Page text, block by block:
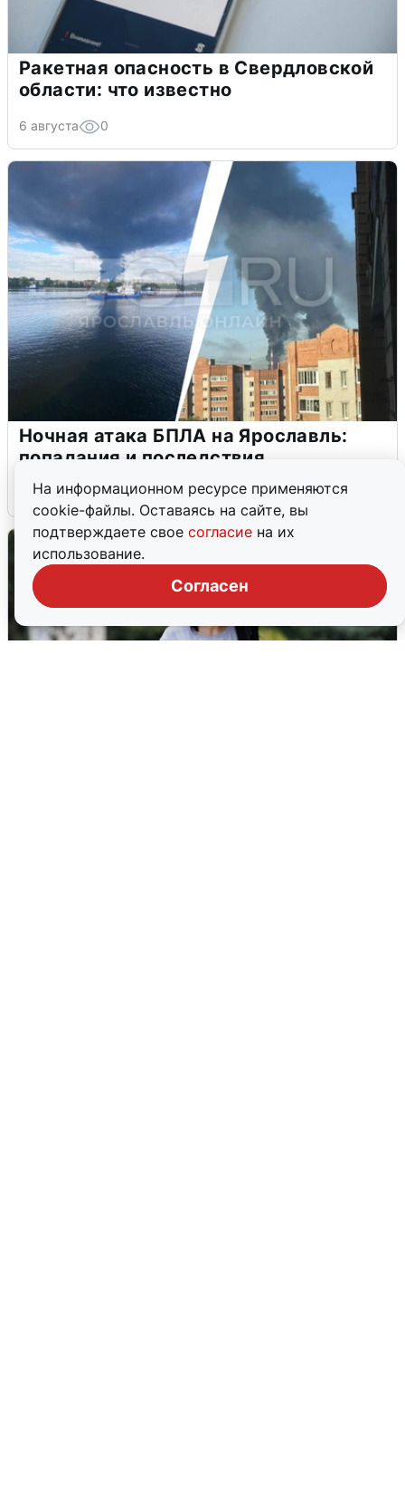
На информационном ресурсе применяются
cookie-файлы. Оставаясь на сайте, вы
подтверждаете свое согласие на их
использование.
Согласен
Ракетная опасность в Свердловской
области: что известно
6 августа 0
Ночная атака БПЛА на Ярославль:
попадания и последствия
6 августа 0